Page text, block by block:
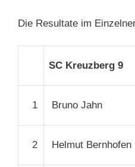
Die Resultate im
SC Kreuzberg 9
1 Bruno Jahn
2 Helmut Bernhofen